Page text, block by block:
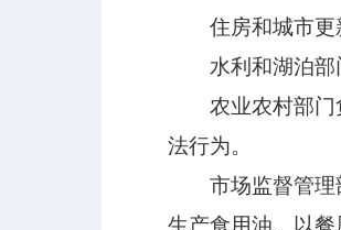
住房和城市更新
水利和湖泊部门
农业农村部门负
法行为。
市场监督管理部
生产食用油、以餐